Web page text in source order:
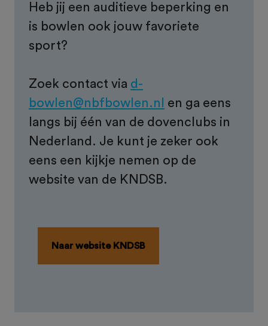
Heb jij een auditieve beperking en
is bowlen ook jouw favoriete
sport?
Zoek contact via d-
bowlen@nbfbowlen.nl
en ga eens
langs bij één van de dovenclubs in
Nederland. Je kunt je zeker ook
eens een kijkje nemen op de
website van de KNDSB.
Naar website KNDSB